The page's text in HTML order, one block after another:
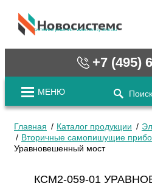
cистемные решения / www.novosystems.ru
+7 (495)
МЕНЮ Поиск
Главная Каталог продукции
Вторичные самопишущие
Уравновешенный мост
КСМ2-059-01